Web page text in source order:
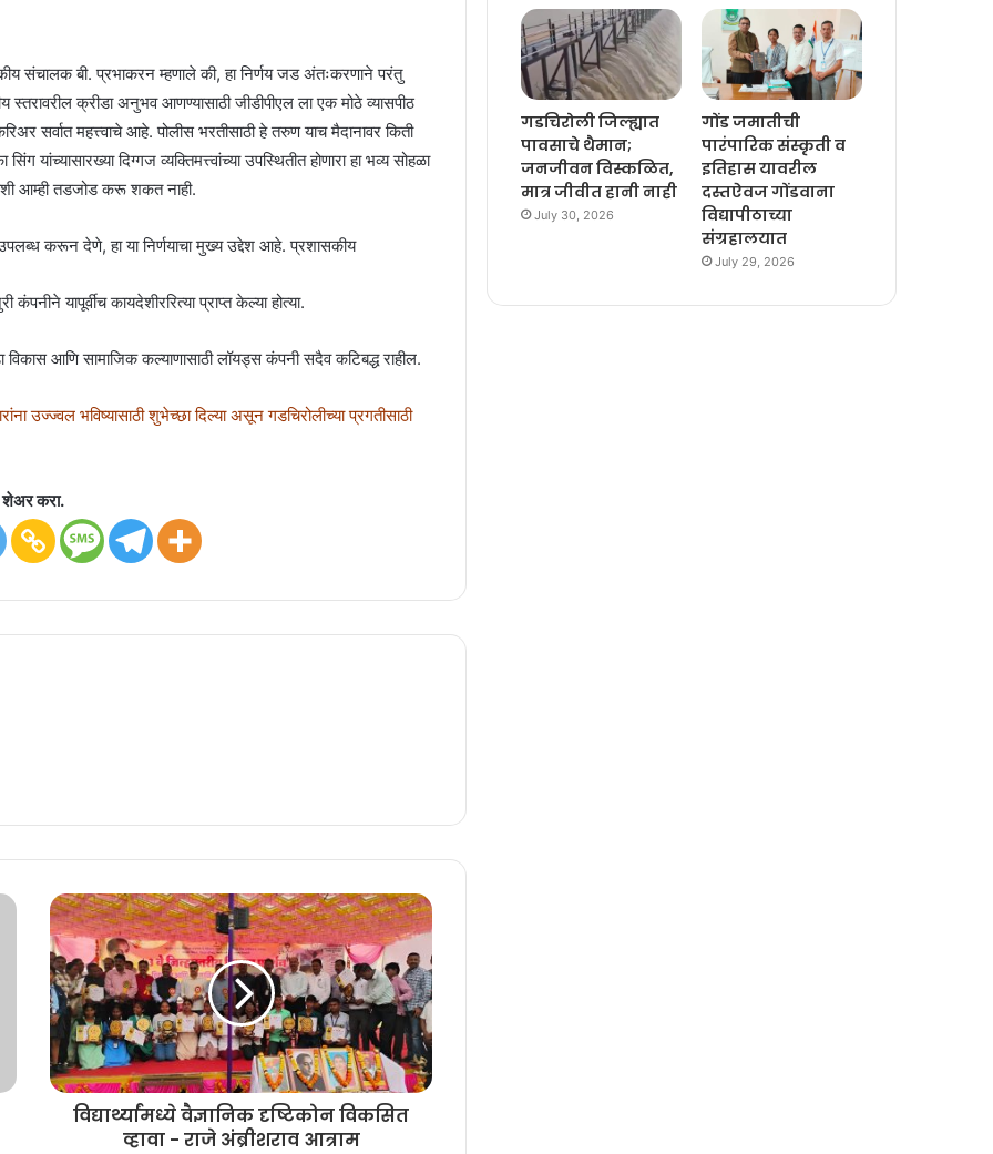
संचालक बी. प्रभाकरन म्हणाले की, हा निर्णय जड अंतःकरणाने परंतु
स्तरावरील क्रीडा अनुभव आणण्यासाठी जीडीपीएल ला एक मोठे व्यासपीठ
सर्वात महत्त्वाचे आहे. पोलीस भरतीसाठी हे तरुण याच मैदानावर किती
दिग्गज व्यक्तिमत्त्वांच्या उपस्थितीत होणारा हा भव्य सोहळा
आम्ही तडजोड करू शकत नाही.
करून देणे, हा या निर्णयाचा मुख्य उद्देश आहे. प्रशासकीय
यापूर्वीच कायदेशीररित्या प्राप्त केल्या होत्या.
विकास आणि सामाजिक कल्याणासाठी लॉयड्स कंपनी सदैव कटिबद्ध राहील.
उज्ज्वल भविष्यासाठी शुभेच्छा दिल्या असून गडचिरोलीच्या प्रगतीसाठी
शेअर करा.
विद्यार्थ्यांमध्ये वैज्ञानिक दृष्टिकोन विकसित
व्हावा - राजे अंब्रीशराव आत्राम
गडचिरोली जिल्ह्यात
पावसाचे थैमान;
जनजीवन विस्कळित,
मात्र जीवीत हानी नाही
July 30, 2026
गोंड जमातीची
पारंपारिक संस्कृती व
इतिहास यावरील
दस्तऐवज गोंडवाना
विद्यापीठाच्या
संग्रहालयात
July 29, 2026